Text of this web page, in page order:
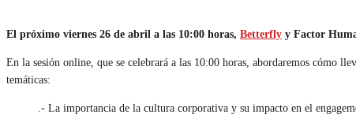
El próximo viernes 26 de abril a las 10:00 horas, Betterfly y Factor
En la sesión online, que se celebrará a las 10:00 horas, abordaremos cómo
temáticas:
.- La importancia de la cultura corporativa y su impacto en el